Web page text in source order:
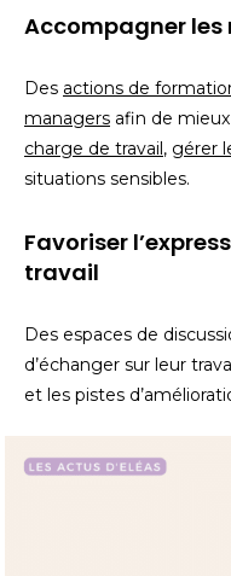
Accompagner
Des actions de
managers afin de mieux
charge de travail, gérer
situations sensibles.
Favoriser
travail
Des espaces de
d’échanger sur leur
et les pistes